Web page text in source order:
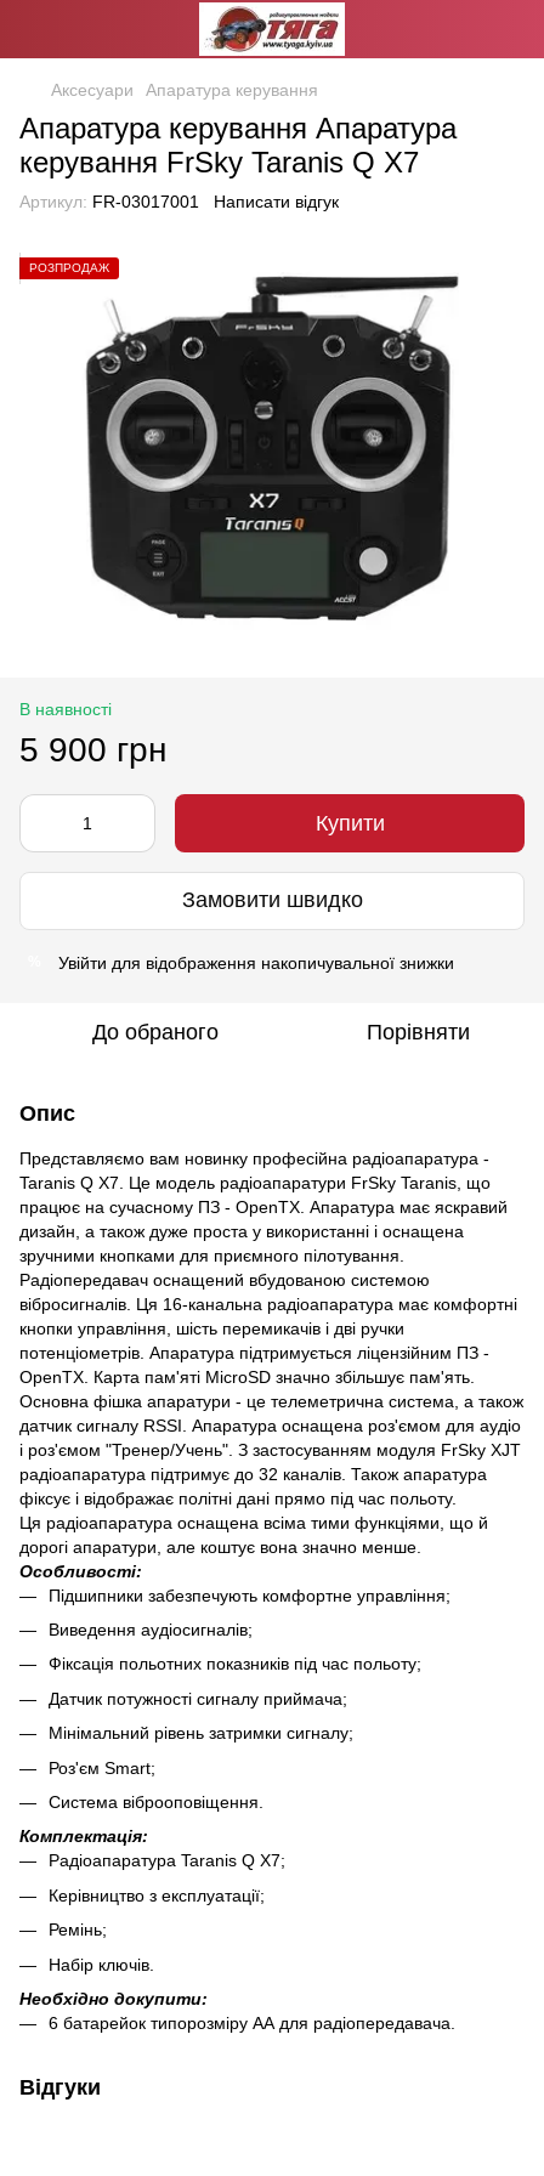
Аксесуари Апаратура керування
Апаратура керування Апаратура
керування FrSky Taranis Q X7
Артикул: FR-03017001 Написати відгук
РОЗПРОДАЖ
В наявності
5 900 грн
Купити
Замовити швидко
Увійти для відображення накопичувальної знижки
До обраного Порівняти
Опис
Представляємо вам новинку професійна радіоапаратура -
Taranis Q X7. Це модель радіоапаратури FrSky Taranis, що
працює на сучасному ПЗ - OpenTX. Апаратура має яскравий
дизайн, а також дуже проста у використанні і оснащена
зручними кнопками для приємного пілотування.
Радіопередавач оснащений вбудованою системою
вібросигналів. Ця 16-канальна радіоапаратура має комфортні
кнопки управління, шість перемикачів і дві ручки
потенціометрів. Апаратура підтримується ліцензійним ПЗ -
OpenTX. Карта пам'яті MicroSD значно збільшує пам'ять.
Основна фішка апаратури - це телеметрична система, а також
датчик сигналу RSSI. Апаратура оснащена роз'ємом для аудіо
і роз'ємом "Тренер/Учень". З застосуванням модуля FrSky XJT
радіоапаратура підтримує до 32 каналів. Також апаратура
фіксує і відображає політні дані прямо під час польоту.
Ця радіоапаратура оснащена всіма тими функціями, що й
дорогі апаратури, але коштує вона значно менше.
Особливості:
Підшипники забезпечують комфортне управління;
Виведення аудіосигналів;
Фіксація польотних показників під час польоту;
Датчик потужності сигналу приймача;
Мінімальний рівень затримки сигналу;
Роз'єм Smart;
Система віброоповіщення.
Комплектація:
Радіоапаратура Taranis Q X7;
Керівництво з експлуатації;
Ремінь;
Набір ключів.
Необхідно докупити:
6 батарейок типорозміру АА для радіопередавача.
Відгуки